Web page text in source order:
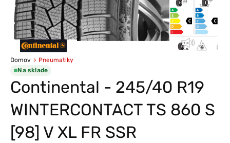
Domov
Pneumatiky
Na sklade
Continental - 245/40 R19
WINTERCONTACT TS 860 S
[98] V XL FR SSR